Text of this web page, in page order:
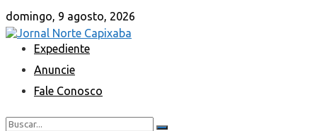
domingo, 9 agosto, 2026
Expediente
Anuncie
Fale Conosco